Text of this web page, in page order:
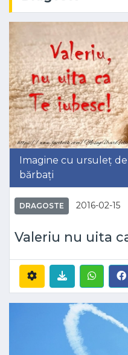
Imagine cu ursuleț
bărbați
DRAGOSTE 2016-02-15
Valeriu nu uita